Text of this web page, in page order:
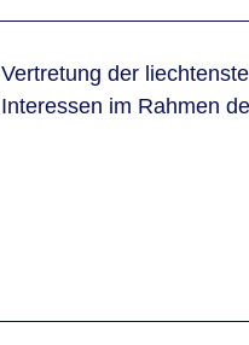
Vertretung der
Interessen im Rahmen